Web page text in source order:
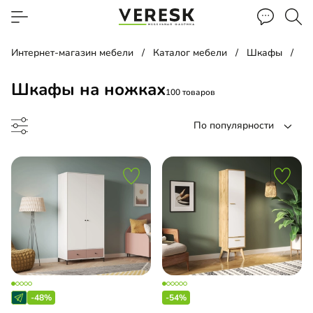
Интернет-магазин мебели Каталог мебели Шкафы
Шкафы на ножках100 товаров
По популярности
шкаф
-48% -54%